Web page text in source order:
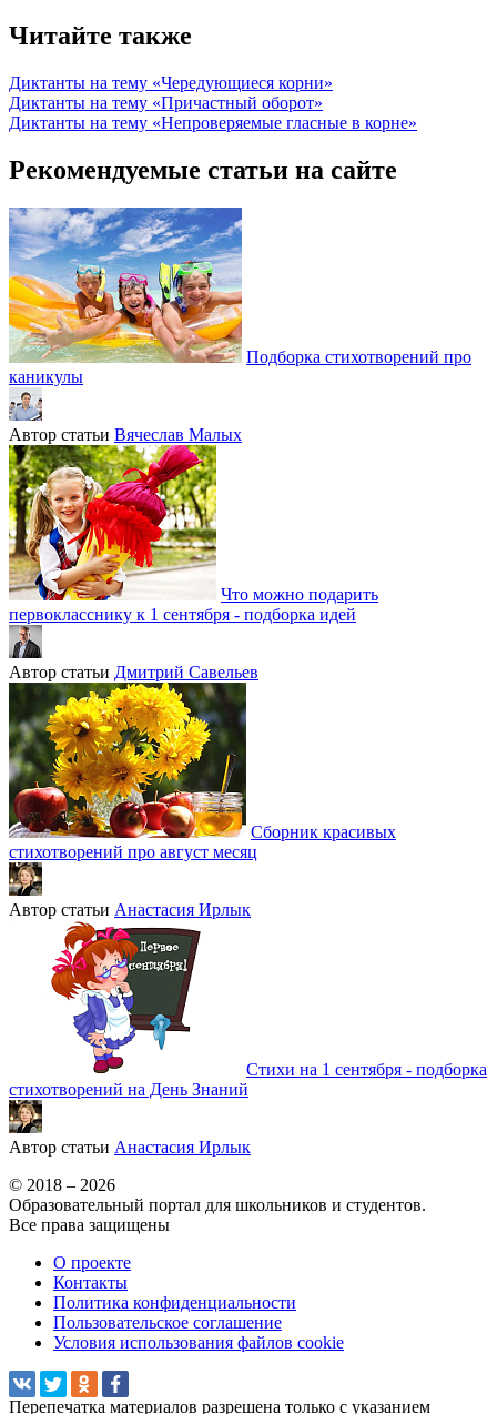
Читайте также
Диктанты на тему «Чередующиеся корни»
Диктанты на тему «Причастный оборот»
Диктанты на тему «Непроверяемые гласные в корне»
Рекомендуемые статьи на сайте
Подборка стихотворений про
каникулы
Автор статьи Вячеслав Малых
Что можно подарить
первокласснику к 1 сентября - подборка идей
Автор статьи Дмитрий Савельев
Сборник красивых
стихотворений про август месяц
Автор статьи Анастасия Ирлык
Стихи на 1 сентября - подборка
стихотворений на День Знаний
Автор статьи Анастасия Ирлык
© 2018 – 2026
Образовательный портал для школьников и студентов.
Все права защищены
О проекте
Контакты
Политика конфиденциальности
Пользовательское соглашение
Условия использования файлов cookie
Перепечатка материалов разрешена только с указанием